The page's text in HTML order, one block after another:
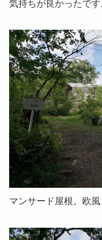
気持ちが良かったです
マンサード屋根。欧風